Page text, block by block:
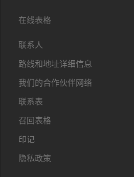
在线表格
联系人
路线和地址详细信息
我们的合作伙伴网络
联系表
召回表格
印记
隐私政策